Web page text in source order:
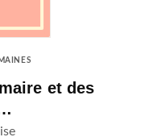
et des